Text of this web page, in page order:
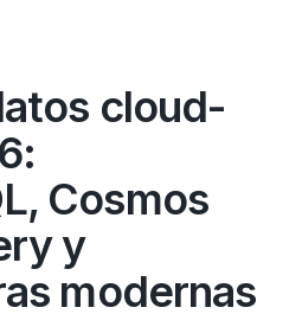
cloud-
Cosmos
y
modernas